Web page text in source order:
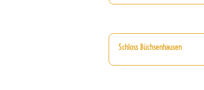
Schloss Büchsenhausen